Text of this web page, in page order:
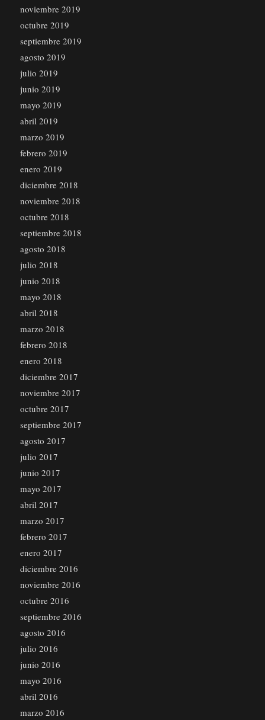
noviembre 2019
octubre 2019
septiembre 2019
agosto 2019
julio 2019
junio 2019
mayo 2019
abril 2019
marzo 2019
febrero 2019
enero 2019
diciembre 2018
noviembre 2018
octubre 2018
septiembre 2018
agosto 2018
julio 2018
junio 2018
mayo 2018
abril 2018
marzo 2018
febrero 2018
enero 2018
diciembre 2017
noviembre 2017
octubre 2017
septiembre 2017
agosto 2017
julio 2017
junio 2017
mayo 2017
abril 2017
marzo 2017
febrero 2017
enero 2017
diciembre 2016
noviembre 2016
octubre 2016
septiembre 2016
agosto 2016
julio 2016
junio 2016
mayo 2016
abril 2016
marzo 2016